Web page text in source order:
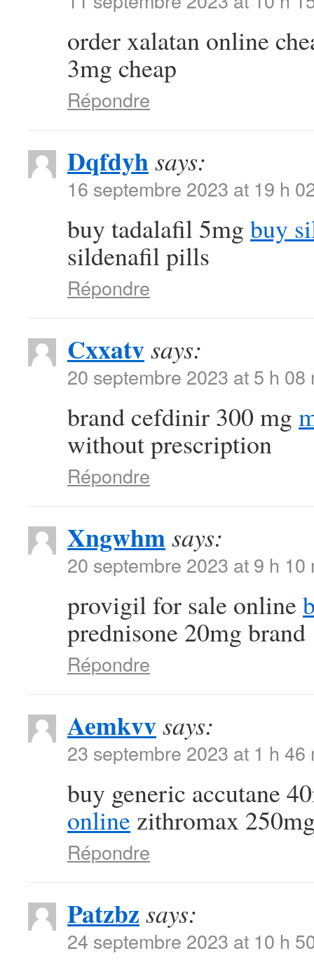
order xalatan online
3mg cheap
Répondre
Dqfdyhsays:
16 septembre 2023 at 19 h
buy tadalafil 5mg buy
sildenafil pills
Répondre
Cxxatvsays:
20 septembre 2023 at 5 h 08
brand cefdinir 300 mg
without prescription
Répondre
Xngwhmsays:
20 septembre 2023 at 9 h 10
provigil for sale online
prednisone 20mg brand
Répondre
Aemkvvsays:
23 septembre 2023 at 1 h 46
buy generic accutane
online zithromax
Répondre
Patzbz says:
24 septembre 2023 at 10 h